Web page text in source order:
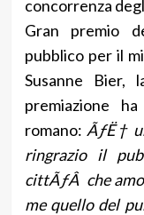
concorrenza
Gran premio
pubblico per il
Susanne Bier,
premiazione
romano: ÃƒË†
ringrazio il
cittÃƒÂ che
me quello del